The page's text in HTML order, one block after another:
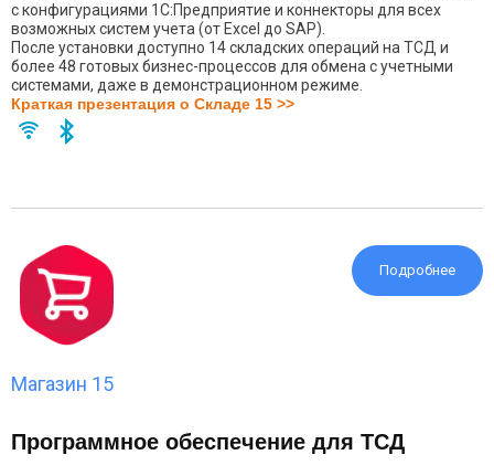
с конфигурациями 1С:Предприятие и коннекторы для всех
возможных систем учета (от Excel до SAP).
После установки доступно 14 складских операций на ТСД и
более 48 готовых бизнес-процессов для обмена с учетными
системами, даже в демонстрационном режиме.
Краткая презентация о Складе 15 >>
Подробнее
Магазин 15
Программное обеспечение для ТСД